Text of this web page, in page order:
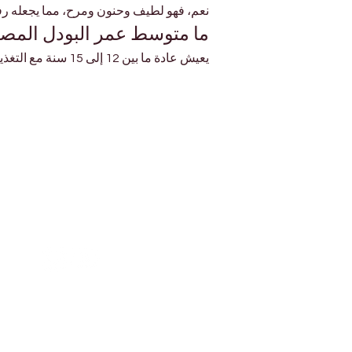
نعم، فهو لطيف وحنون ومرح، مما يجعله
ما متوسط عمر البودل
يعيش عادة ما بين 12 إلى 15 سنة مع التغذية المناسبة والرعاية البيطرية المنتظمة.